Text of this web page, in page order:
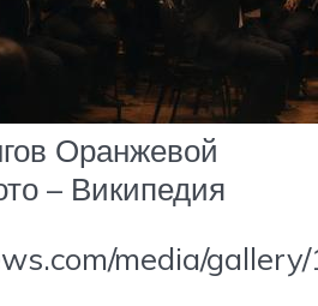
Оранжевой
– Википедия
media/